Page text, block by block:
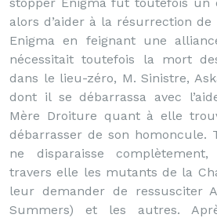
alors d’aider à la résurrection
Enigma en feignant une
nécessitait toutefois la mort
dans le lieu-zéro, M. Sinistre,
dont il se débarrassa avec
Mère Droiture quant à elle
débarrasser de son homoncule.
ne disparaisse
travers elle les mutants de la
leur demander de ressusciter
Summers) et les autres.